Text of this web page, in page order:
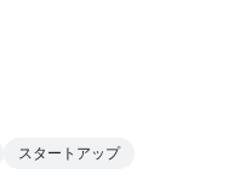
スタートアップ